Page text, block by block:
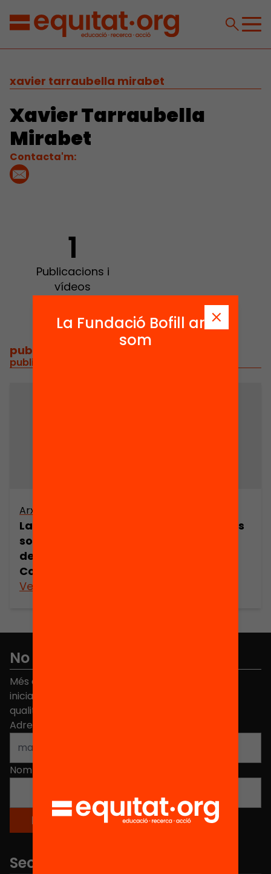
xavier tarraubella mirabet
Xavier Tarraubella
Mirabet
Contacta'm:
1
Publicacions i
vídeos
publicacions i vídeos/
publicacions i vídeos relacionats
Arxiu
La canadenca al Pallars: repercussions
socio-econòmiques de la construcció
de l’embassament de Sant Antoni a la
Conca de Tremp (1910-1920)
Veure’n més
No et perdis res
Més de 40.000 persones ja han triat Equitat. Rep
iniciatives, propostes i projectes per millorar la
qualitat de l'educació a Catalunya.
Adreça electrònica
Nom
Seccions
La Fundació Bofill ara
som